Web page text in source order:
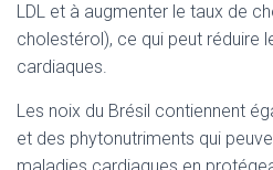
LDL et à augmenter le taux de
cholestérol), ce qui peut réduire
cardiaques.
Les noix du Brésil contiennent
et des phytonutriments qui